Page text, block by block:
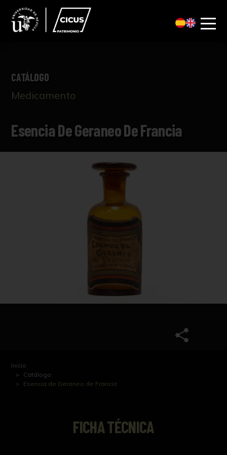
CATÁLOGO
Medicamento
Esencia De Geraneo De Francia
Inicio
Catálogo
Esencia de Geraneo de Francia
FICHA TÉCNICA